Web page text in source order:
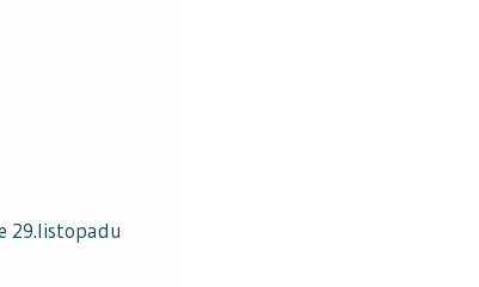
29.listopadu